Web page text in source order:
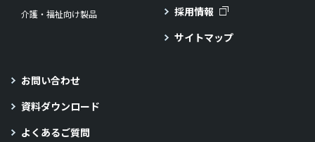
介護・福祉向け製品
採用情報
サイトマップ
お問い合わせ
資料ダウンロード
よくあるご質問